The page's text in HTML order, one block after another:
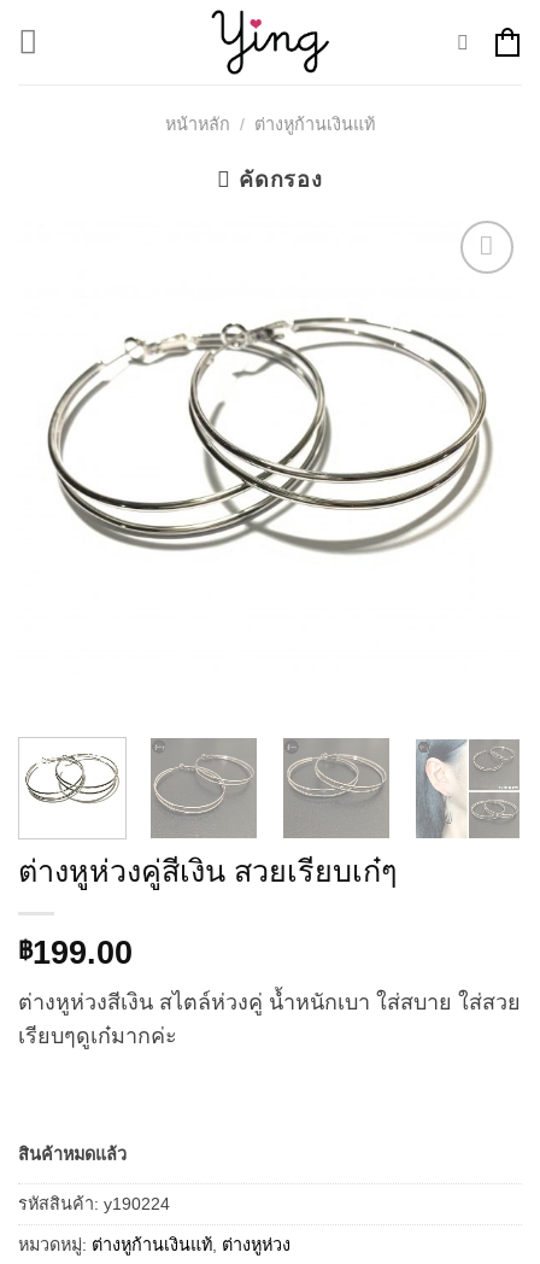
หน้าหลัก / ต่างหูก้านเงินแท้
คัดกรอง
Add to
Wishlist
ต่างหูห่วงคู่สีเงิน สวยเรียบเก๋ๆ
฿199.00
ต่างหูห่วงสีเงิน สไตล์ห่วงคู่ น้ำหนักเบา ใส่สบาย ใส่สวย
เรียบๆดูเก๋มากค่ะ
สินค้าหมดแล้ว
รหัสสินค้า: y190224
หมวดหมู่: ต่างหูก้านเงินแท้ ต่างหูห่วง